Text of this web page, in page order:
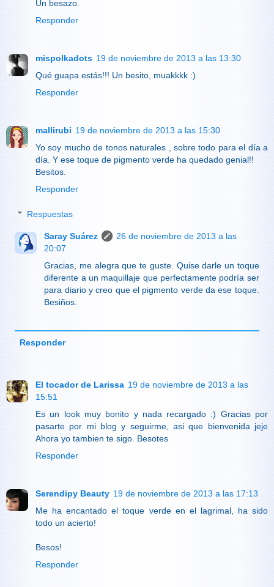
Un besazo.
Responder
mispolkadots 19 de noviembre de 2013 a las 13:30
Qué guapa estás!!! Un besito, muakkkk :)
Responder
mallirubi 19 de noviembre de 2013 a las 15:30
Yo soy mucho de tonos naturales , sobre todo para el día a
día. Y ese toque de pigmento verde ha quedado genial!!
Besitos.
Responder
Respuestas
Saray Suárez
26 de noviembre de 2013 a las
20:07
Gracias, me alegra que te guste. Quise darle un toque
diferente a un maquillaje que perfectamente podría ser
para diario y creo que el pigmento verde da ese toque.
Besiños.
Responder
El tocador de Larissa 19 de noviembre de 2013 a las
15:51
Es un look muy bonito y nada recargado :) Gracias por
pasarte por mi blog y seguirme, asi que bienvenida jeje
Ahora yo tambien te sigo. Besotes
Responder
Serendipy Beauty 19 de noviembre de 2013 a las 17:13
Me ha encantado el toque verde en el lagrimal, ha sido
todo un acierto!
Besos!
Responder